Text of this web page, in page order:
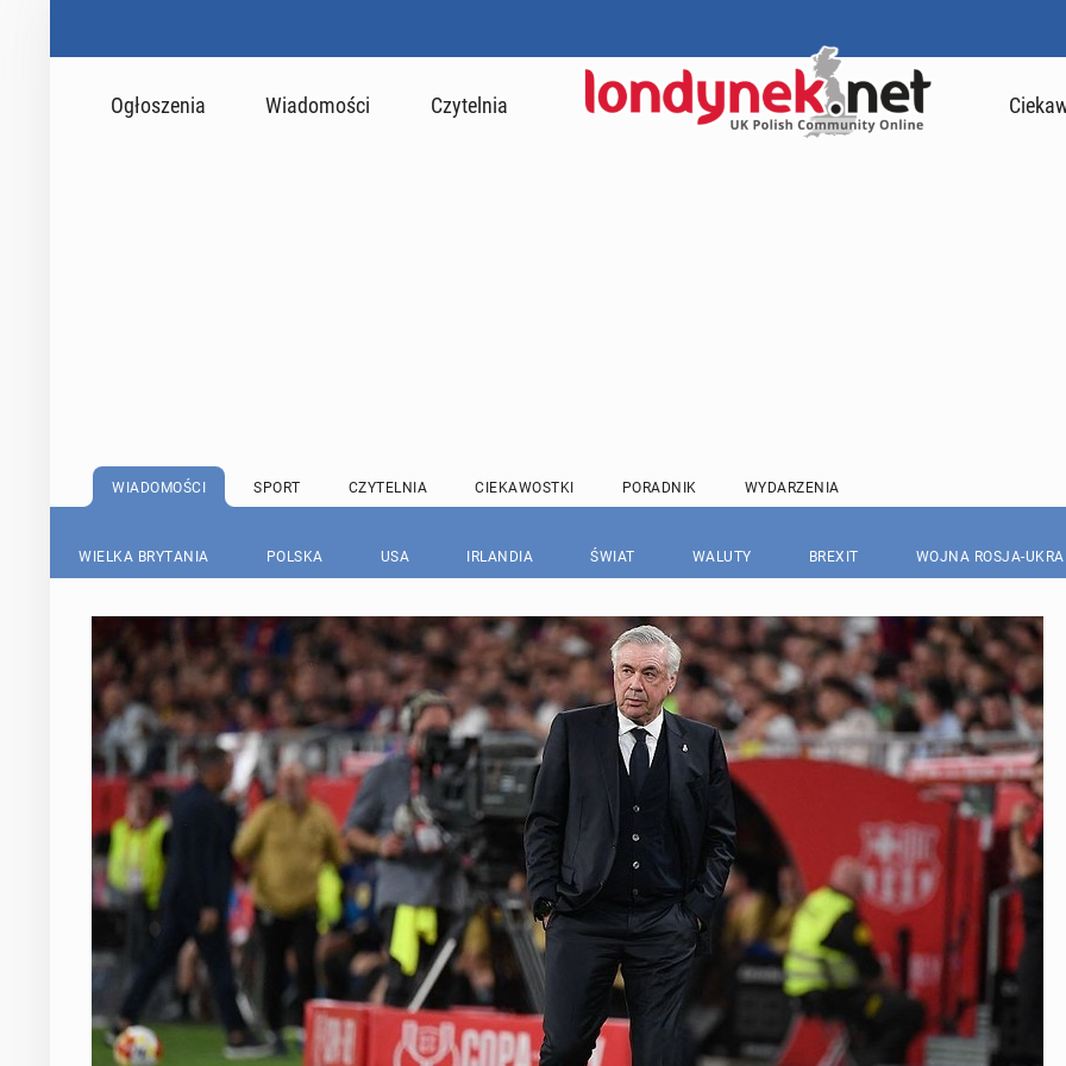
Ogłoszenia Wiadomości Czytelnia
WIADOMOŚCI SPORT CZYTELNIA CIEKAWOSTKI PORADNIK WYDARZENIA
WIELKA BRYTANIA POLSKA USA IRLANDIA ŚWIAT WALUTY BREXIT WOJNA ROSJA-